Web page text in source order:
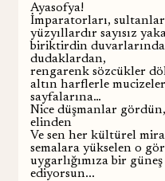
Ayasofya!
İmparatorları,
yüzyıllardır sayısız
biriktirdin
dudaklardan,
rengarenk sözcükler
altın harflerle
sayfalarına…
Nice düşmanlar
elinden
Ve sen her kültürel
semalara yükselen o
uygarlığımıza bir
ediyorsun...